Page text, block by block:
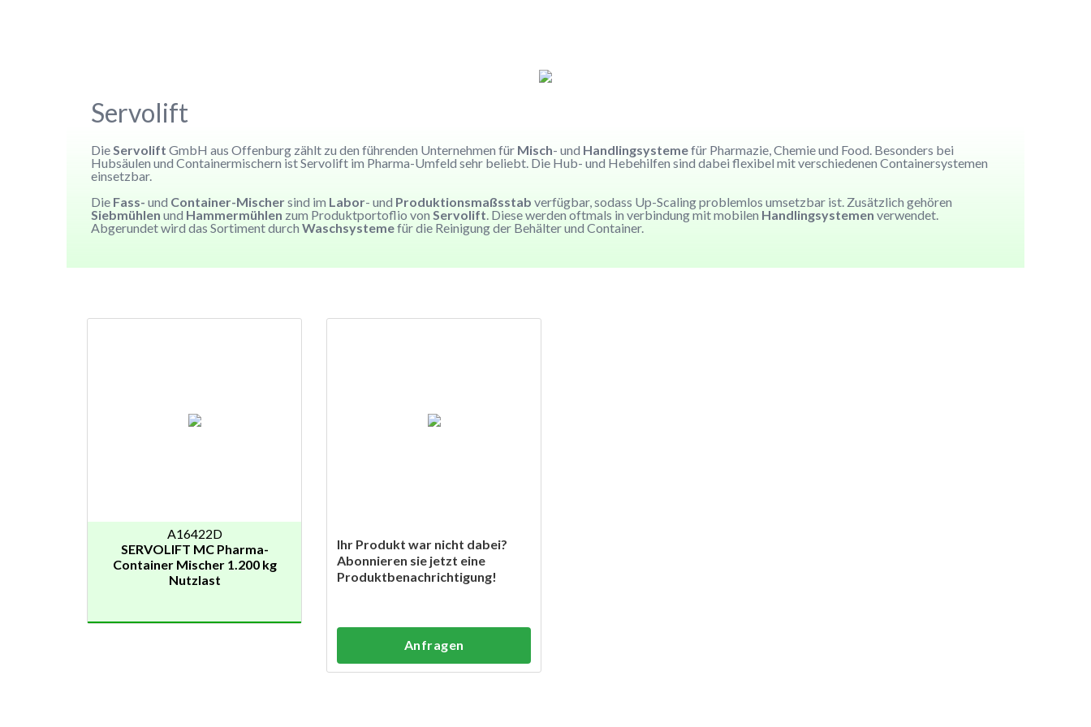
Servolift
DieServolift GmbH aus Offenburg zählt zu den führenden Unternehmen für Misch- und Handlingsystemefür Pharmazie, Chemie und Food. Besonders bei
Hubsäulen und Containermischern ist Servolift im Pharma-Umfeld sehr beliebt. Die Hub- und Hebehilfen sind dabei flexibel mit verschiedenen Containersystemen
einsetzbar.
Die Fass- und Container-Mischersind im Labor- und Produktionsmaßsstab verfügbar, sodass Up-Scaling problemlos umsetzbar ist. Zusätzlich gehören
Siebmühlen und Hammermühlen zum Produktportoflio von Servolift. Diese werden oftmals in verbindung mit mobilen Handlingsystemen verwendet.
Abgerundet wird das Sortiment durch Waschsystemefür die Reinigung der Behälter und Container.
A16422D
SERVOLIFT MC Pharma-
Container Mischer 1.200 kg
Nutzlast
Ihr Produkt war nicht dabei?
Abonnieren sie jetzt eine
Produktbenachrichtigung!
Anfragen